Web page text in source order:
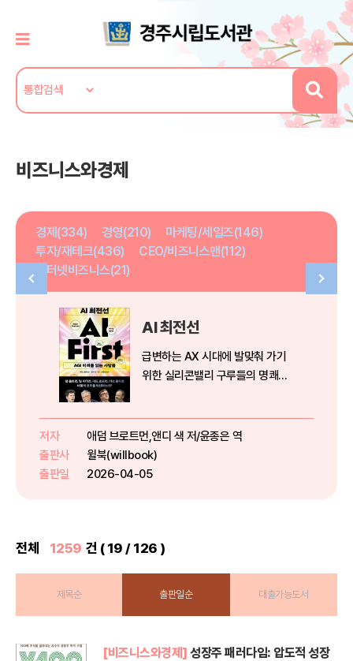
비즈니스와경제
경제(334) 경영(210)
마케팅/세일즈(146)
투자/재테크(436)
CEO/비즈니스맨(112)
인터넷비즈니스(21)
AI 최전선
급변하는 AX 시대에 발맞춰 가기
위한 실리콘밸리 구루들의 명쾌하
기업의 결정적 차이를 낱낱이 파헤
치는 책이다. “AI가 일의 95를 대
체할 것이다.” 샘 올트먼...
저자
애덤 브로트먼,앤디 색 저/윤종은 역
출판사
윌북(willbook)
출판일
2026-04-05
전체 1259 건 ( 19 / 126 )
제목순 출판일순 대출가능도서
[비즈니스와경제] 성장주 패러다임: 압도적 성장